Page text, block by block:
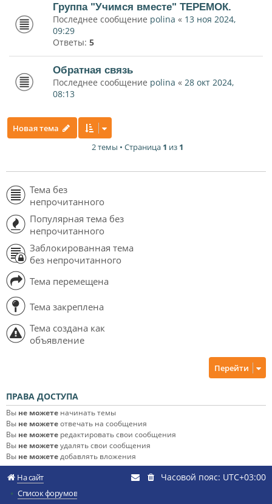
Группа "Учимся вместе" ТЕРЕМОК.
Последнее сообщение polina « 13 ноя 2024,
09:29
Ответы: 5
Обратная связь
Последнее сообщение polina « 28 окт 2024,
08:13
Новая тема
2 темы • Страница 1 из 1
Тема без
непрочитанного
Популярная тема без
непрочитанного
Заблокированная тема
без непрочитанного
Тема перемещена
Тема закреплена
Тема создана как
объявление
Перейти
ПРАВА ДОСТУПА
Вы не можете начинать темы
Вы не можетеотвечать на сообщения
Вы не можете редактировать свои сообщения
Вы не можетеудалять свои сообщения
Вы не можетедобавлять вложения
На сайт
Список форумов
Часовой пояс: UTC+03:00